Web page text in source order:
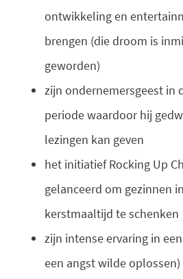
ontwikkeling en
brengen (die droom is
geworden)
zijn ondernemersgeest in
periode waardoor hij
lezingen kan geven
het initiatief Rocking Up
gelanceerd om gezinnen
kerstmaaltijd te schenken
zijn intense ervaring in
een angst wilde oplossen)